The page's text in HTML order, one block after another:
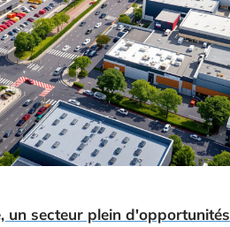
un secteur plein d'opportunités